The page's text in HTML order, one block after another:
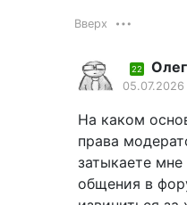
Вверх
22
На каком
права
затыкаете
общения в